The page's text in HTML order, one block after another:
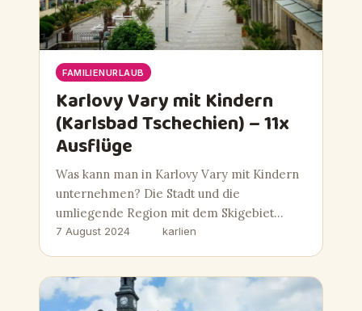
FAMILIENURLAUB
Karlovy Vary mit Kindern
(Karlsbad Tschechien) – 11x
Ausflüge
Was kann man in Karlovy Vary mit Kindern
unternehmen? Die Stadt und die
umliegende Region mit dem Skigebiet…
7 August 2024 karlien